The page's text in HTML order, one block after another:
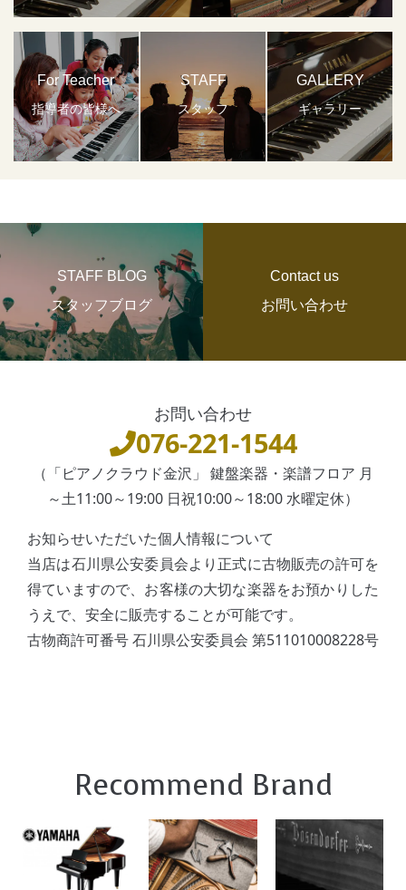
For Teacher
指導者の皆様へ
STAFF
スタッフ
GALLERY
ギャラリー
STAFF BLOG
スタッフブログ
Contact us
お問い合わせ
お問い合わせ
076-221-1544
（「ピアノクラウド金沢」 鍵盤楽器・楽譜フロア 月
～土11:00～19:00 日祝10:00～18:00 水曜定休）
お知らせいただいた個人情報について
当店は石川県公安委員会より正式に古物販売の許可を
得ていますので、お客様の大切な楽器をお預かりした
うえで、安全に販売することが可能です。
古物商許可番号 石川県公安委員会 第511010008228号
Recommend Brand